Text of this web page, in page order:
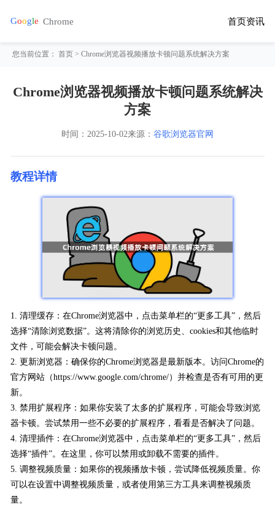
首页资讯
您当前位置：首页 > Chrome浏览器视频播放卡顿问题系统解决方案
Chrome浏览器视频播放卡顿问题系统解决
方案
时间： 2025-10-02来源： 谷歌浏览器官网
教程详情
1. 清理缓存：在Chrome浏览器中，点击菜单栏的“更多工具”，然后
选择“清除浏览数据”。这将清除你的浏览历史、cookies和其他临时
文件，可能会解决卡顿问题。
2. 更新浏览器：确保你的Chrome浏览器是最新版本。访问Chrome的
官方网站（https://www.google.com/chrome/）并检查是否有可用的更
新。
3. 禁用扩展程序：如果你安装了太多的扩展程序，可能会导致浏览
器卡顿。尝试禁用一些不必要的扩展程序，看看是否解决了问题。
4. 清理插件：在Chrome浏览器中，点击菜单栏的“更多工具”，然后
选择“插件”。在这里，你可以禁用或卸载不需要的插件。
5. 调整视频质量：如果你的视频播放卡顿，尝试降低视频质量。你
可以在设置中调整视频质量，或者使用第三方工具来调整视频质
量。